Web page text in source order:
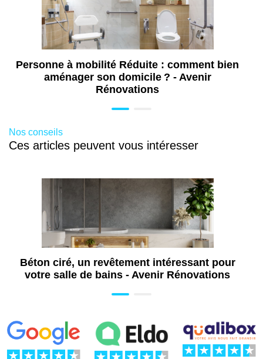
Travaux d'extension de maison à Colmar
(68)
Aménagement de combles à Colmar (68)
Personne à mobilité Réduite : comment bien
aménager son domicile ? - Avenir
Rénovations
Nos conseils
Ces articles peuvent vous intéresser
Béton ciré, un revêtement intéressant pour
votre salle de bains - Avenir Rénovations